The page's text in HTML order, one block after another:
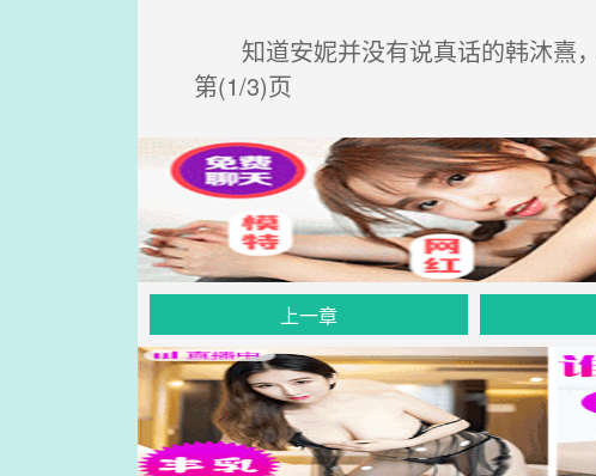
知道安妮并没有说真话的韩沐熹，
第(1/3)页
上一章